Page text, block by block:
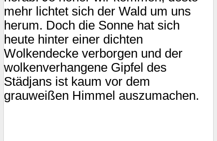
mehr lichtet sich der Wald um uns
herum. Doch die Sonne hat sich
heute hinter einer dichten
Wolkendecke verborgen und der
wolkenverhangene Gipfel des
Städjans ist kaum vor dem
grauweißen Himmel auszumachen.